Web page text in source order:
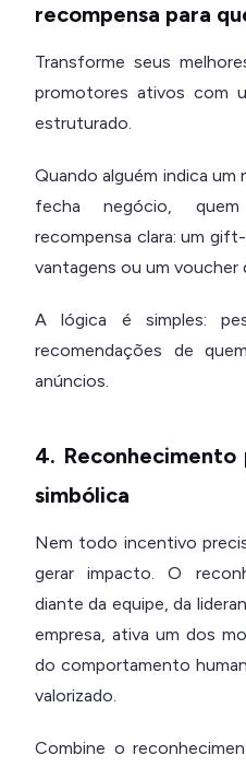
recompensa para
Transforme seus
promotores ativos com
estruturado.
Quando alguém indica
fecha negócio,
recompensa clara: um
vantagens ou um voucher
A lógica é simples:
recomendações de
anúncios.
4.
simbólica
Nem todo incentivo
gerar impacto. O
diante da equipe, da
empresa, ativa um dos
do comportamento
valorizado.
Combine o